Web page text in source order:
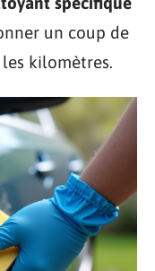
un coup de
kilomètres.